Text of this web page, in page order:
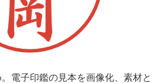
電子印鑑の見本を画像化、素材と